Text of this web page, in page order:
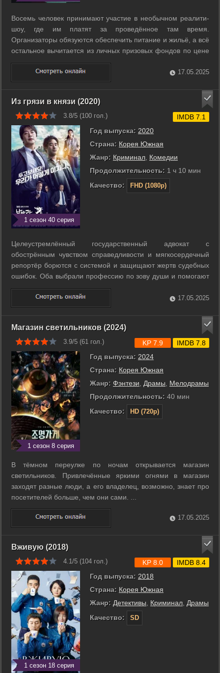
Восемь человек принимают участие в необычном реалити-
шоу, где им платят за проведённое там время.
Организаторы обязуются обеспечить питание и жильё, а всё
остальное вычитается из личных призовых фондов по цене
в 100 раз выше. Также вскоре выясняется, что у всех
участников разные условия проживания и коэффициенты,
по которым начисляются денежные ...
17.05.2025
Из грязи в князи (2020)
3.8/5 (100 гол.)
1 сезон 40 серия
Год выпуска: 2020
Страна: Корея Южная
Жанр: Криминал Комедии
Продолжительность: 1 ч 10 мин
Качество:
FHD (1080p)
IMDB 7.1
Целеустремлённый государственный адвокат с
обострённым чувством справедливости и мягкосердечный
репортёр борются с системой и защищают жертв судебных
ошибок. Оба выбрали профессию по зову души и помогают
людям, которым больше не на кого рассчитывать. ...
17.05.2025
Магазин светильников (2024)
3.9/5 (61 гол.)
1 сезон 8 серия
Год выпуска: 2024
Страна: Корея Южная
Жанр: Фэнтези Драмы
Мелодрамы
Продолжительность: 40 мин
Качество:
HD (720p)
KP 7.9 IMDB 7.8
В тёмном переулке по ночам открывается магазин
светильников. Привлечённые яркими огнями в магазин
заходят разные люди, а его владелец, возможно, знает про
посетителей больше, чем они сами. ...
17.05.2025
Вживую (2018)
4.1/5 (104 гол.)
1 сезон 18 серия
Год выпуска: 2018
Страна: Корея Южная
Жанр: Детективы Криминал Драмы
Качество:
SD
KP 8.0 IMDB 8.4